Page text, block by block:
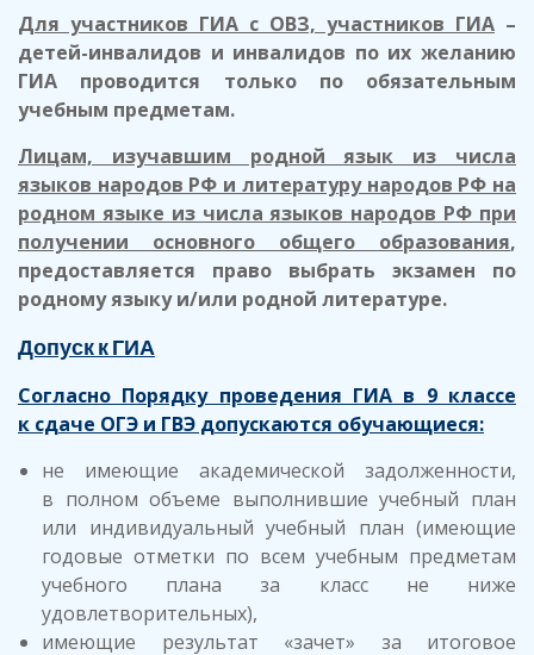
Для участников ГИА с ОВЗ, участников ГИА –
детей-инвалидов и инвалидов по их желанию
ГИА проводится только по обязательным
учебным предметам.
Лицам, изучавшим родной язык из числа
языков народов РФ и литературу народов РФ на
родном языке из числа языков народов РФ при
получении основного общего образования,
предоставляется право выбрать экзамен по
родному языку и/или родной литературе.
Допуск к ГИА
Согласно Порядку проведения ГИА в 9 классе
к сдаче ОГЭ и ГВЭ допускаются обучающиеся:
не имеющие академической задолженности,
в полном объеме выполнившие учебный план
или индивидуальный учебный план (имеющие
годовые отметки по всем учебным предметам
учебного плана за класс не ниже
удовлетворительных),
имеющие результат «зачет» за итоговое